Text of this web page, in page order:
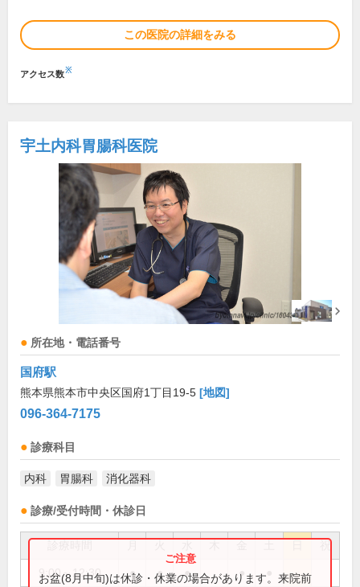
この医院の詳細をみる
アクセス数※
宇土内科胃腸科医院
所在地・電話番号
国府駅
熊本県熊本市中央区国府1丁目19-5 [地図]
096-364-7175
診療科目
内科 胃腸科 消化器科
診療/受付時間・休診日
祝
9:00～12:30 ● ● ● ●
お盆(8月中旬)は休診・休業の場合があります。来院前